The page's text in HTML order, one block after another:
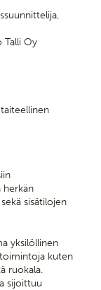
Oy
herkän
sisätilojen
yksilöllinen
toimintoja kuten
ruokala.
sijoittuu